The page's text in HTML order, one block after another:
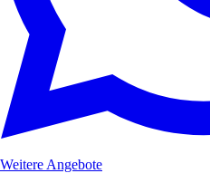
Weitere Angebote